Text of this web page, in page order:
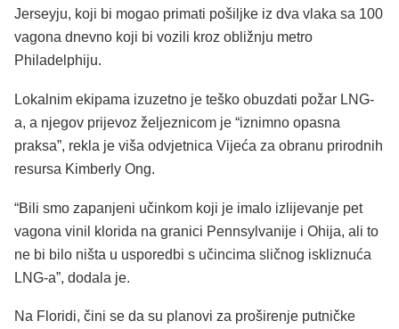
Jerseyju, koji bi mogao primati pošiljke iz dva vlaka sa 100
vagona dnevno koji bi vozili kroz obližnju metro
Philadelphiju.
Lokalnim ekipama izuzetno je teško obuzdati požar LNG-
a, a njegov prijevoz željeznicom je “iznimno opasna
praksa”, rekla je viša odvjetnica Vijeća za obranu prirodnih
resursa Kimberly Ong.
“Bili smo zapanjeni učinkom koji je imalo izlijevanje pet
vagona vinil klorida na granici Pennsylvanije i Ohija, ali to
ne bi bilo ništa u usporedbi s učincima sličnog iskliznuća
LNG-a”, dodala je.
Na Floridi, čini se da su planovi za proširenje putničke